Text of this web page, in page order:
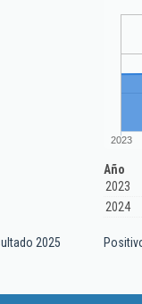
2023
Año
2023
2024
2025